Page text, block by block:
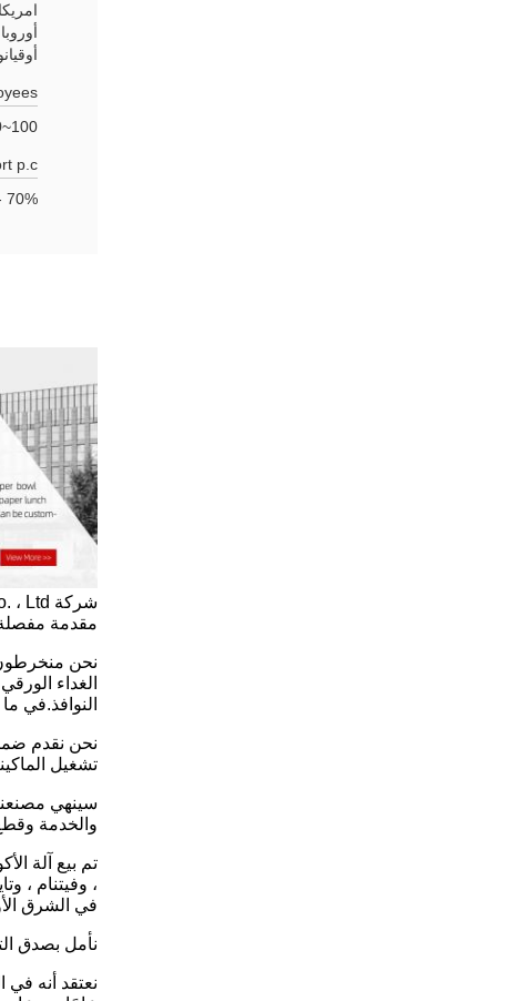
100~200
p.c:
70% - 80%
مقدمة مفصلة
نحن منخرطون
الغداء
النوافذ.في
نحن نقدم
تشغيل
والخدمة وقطع
تم بيع آلة
، وفيتنام ،
في الشرق
نأمل بصدق
نعتقد أنه في